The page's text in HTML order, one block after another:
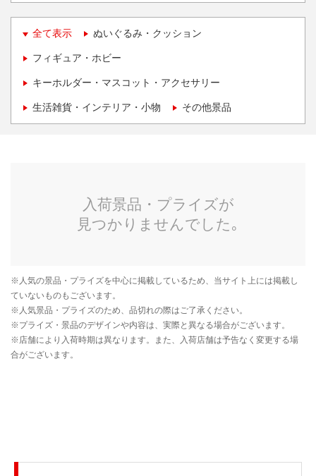
全て表示 ぬいぐるみ・クッション
フィギュア・ホビー
キーホルダー・マスコット・アクセサリー
生活雑貨・インテリア・小物 その他景品